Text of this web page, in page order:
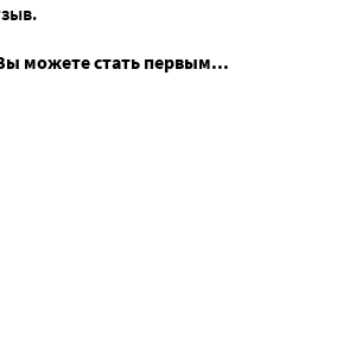
можете стать первым...